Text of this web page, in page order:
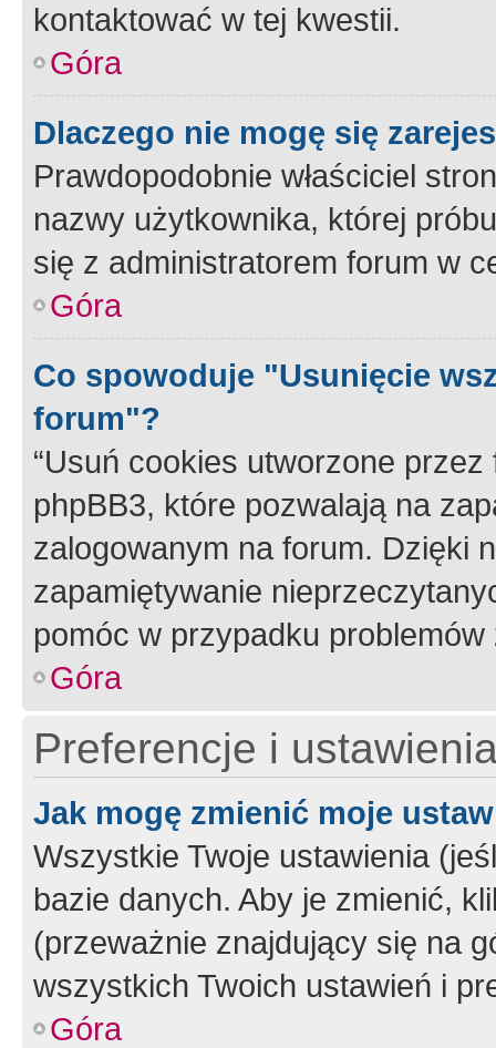
kontaktować w tej kwestii.
Góra
Dlaczego nie mogę się
Prawdopodobnie właściciel
nazwy użytkownika, której
się z administratorem forum w
Góra
Co spowoduje "Usunięcie
forum"?
“Usuń cookies utworzone
phpBB3, które pozwalają na
zalogowanym na forum. Dzięki
zapamiętywanie
pomóc w przypadku
Góra
Preferencje i
Jak mogę zmienić moje
Wszystkie Twoje ustawienia
bazie danych. Aby je zmienić,
(przeważnie znajdujący się na
wszystkich Twoich ustawień i
Góra